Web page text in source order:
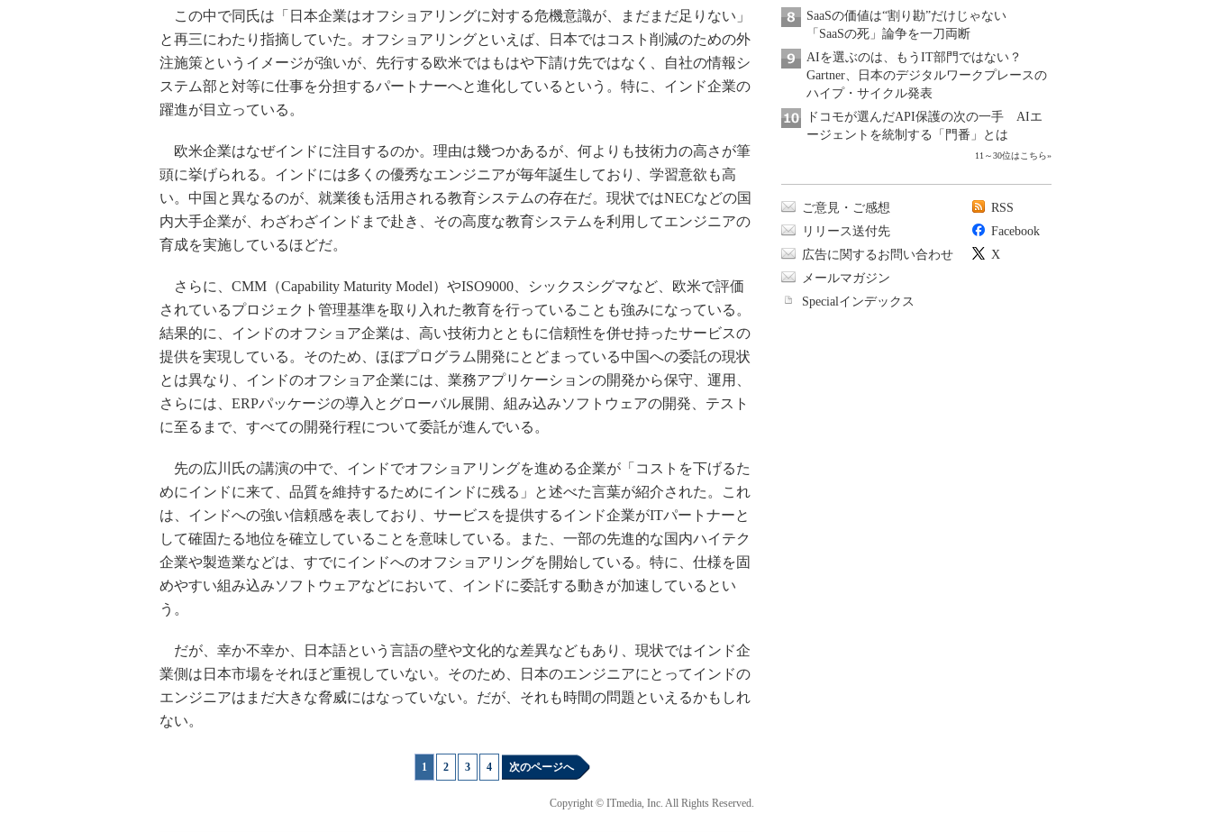
この中で同氏は「日本企業はオフショアリングに対する危機意識が、まだまだ足りない」
と再三にわたり指摘していた。オフショアリングといえば、日本ではコスト削減のための外
注施策というイメージが強いが、先行する欧米ではもはや下請け先ではなく、自社の情報シ
ステム部と対等に仕事を分担するパートナーへと進化しているという。特に、インド企業の
躍進が目立っている。
欧米企業はなぜインドに注目するのか。理由は幾つかあるが、何よりも技術力の高さが筆
頭に挙げられる。インドには多くの優秀なエンジニアが毎年誕生しており、学習意欲も高
い。中国と異なるのが、就業後も活用される教育システムの存在だ。現状ではNECなどの国
内大手企業が、わざわざインドまで赴き、その高度な教育システムを利用してエンジニアの
育成を実施しているほどだ。
さらに、CMM（Capability Maturity Model）やISO9000、シックスシグマなど、欧米で評価
されているプロジェクト管理基準を取り入れた教育を行っていることも強みになっている。
結果的に、インドのオフショア企業は、高い技術力とともに信頼性を併せ持ったサービスの
提供を実現している。そのため、ほぼプログラム開発にとどまっている中国への委託の現状
とは異なり、インドのオフショア企業には、業務アプリケーションの開発から保守、運用、
さらには、ERPパッケージの導入とグローバル展開、組み込みソフトウェアの開発、テスト
に至るまで、すべての開発行程について委託が進んでいる。
先の広川氏の講演の中で、インドでオフショアリングを進める企業が「コストを下げるた
めにインドに来て、品質を維持するためにインドに残る」と述べた言葉が紹介された。これ
は、インドへの強い信頼感を表しており、サービスを提供するインド企業がITパートナーと
して確固たる地位を確立していることを意味している。また、一部の先進的な国内ハイテク
企業や製造業などは、すでにインドへのオフショアリングを開始している。特に、仕様を固
めやすい組み込みソフトウェアなどにおいて、インドに委託する動きが加速しているとい
う。
だが、幸か不幸か、日本語という言語の壁や文化的な差異などもあり、現状ではインド企
業側は日本市場をそれほど重視していない。そのため、日本のエンジニアにとってインドの
エンジニアはまだ大きな脅威にはなっていない。だが、それも時間の問題といえるかもしれ
ない。
1 2 3 4 次のページへ
Copyright © ITmedia, Inc. All Rights Reserved.
SaaSの価値は“割り勘”だけじゃない
「SaaSの死」論争を一刀両断
AIを選ぶのは、もうIT部門ではない？
Gartner、日本のデジタルワークプレースの
ハイプ・サイクル発表
ドコモが選んだAPI保護の次の一手 AIエ
ージェントを統制する「門番」とは
11～30位はこちら»
ご意見・ご感想
リリース送付先
広告に関するお問い合わせ
メールマガジン
Specialインデックス
RSS
Facebook
X